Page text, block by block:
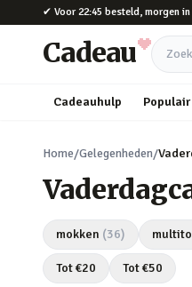
Naar hoofdinhoud
✔ Voor 22:45 besteld, morgen
Cadeau Zoek
Cadeauhulp Populair
Home/Gelegenheden/
mokken (36)
Tot €20 Tot €50